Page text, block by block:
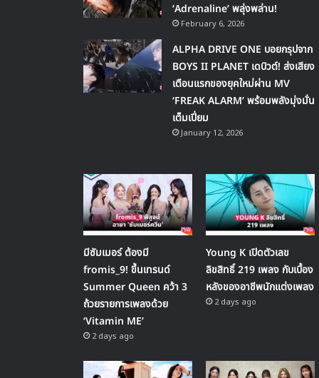
‘Adrenaline’ พลุ่งพล่าน!
February 6, 2026
ALPHA DRIVE ONE บอยกรุปจาก
BOYS II PLANET เดบิวต์! ส่งเสียง
เตือนแรกของยุคใหม่ผ่าน MV
‘FREAK ALARM’ พร้อมพลังมุ่งมั่น
เต็มเปี่ยม
January 12, 2026
มีซัมเมอร์ ต้องมี
fromis_9! ขึ้นเทรนด์
Summer Queen คว้า 3
ถ้วยรายการเพลงด้วย
‘Vitamin ME’
2 days ago
Young K เปิดตัวเลข
ลิขสิทธิ์ 219 เพลง กับเบื้อง
หลังของอาชีพนักแต่งเพลง
2 days ago